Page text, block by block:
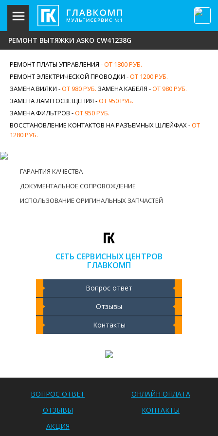
СЕТЬ СЕРВИСНЫХ ЦЕНТРОВ
ГЛАВКОМП
Вопрос ответ
Отзывы
Контакты
РЕМОНТ ВЫТЯЖКИ ASKO CW41238G
РЕМОНТ ПЛАТЫ УПРАВЛЕНИЯ -ОТ 1800 РУБ.
РЕМОНТ ЭЛЕКТРИЧЕСКОЙ ПРОВОДКИ -ОТ 1200 РУБ.
ЗАМЕНА ВИЛКИ -ОТ 980 РУБ. ЗАМЕНА КАБЕЛЯ -ОТ 980 РУБ.
ЗАМЕНА ЛАМП ОСВЕЩЕНИЯ -ОТ 950 РУБ.
ЗАМЕНА ФИЛЬТРОВ -ОТ 950 РУБ.
ВОССТАНОВЛЕНИЕ КОНТАКТОВ НА РАЗЪЕМНЫХ ШЛЕЙФАХ -ОТ
1280 РУБ.
ГАРАНТИЯ КАЧЕСТВА
ДОКУМЕНТАЛЬНОЕ СОПРОВОЖДЕНИЕ
ИСПОЛЬЗОВАНИЕ ОРИГИНАЛЬНЫХ ЗАПЧАСТЕЙ
ВОПРОС ОТВЕТ
ОНЛАЙН ОПЛАТА
ОТЗЫВЫ
КОНТАКТЫ
АКЦИЯ